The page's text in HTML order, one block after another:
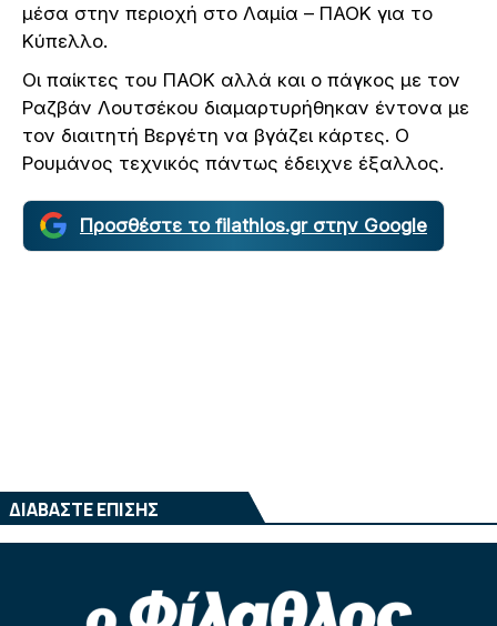
μέσα στην περιοχή στο Λαμία – ΠΑΟΚ για το
Κύπελλο.
Οι παίκτες του ΠΑΟΚ αλλά και ο πάγκος με τον
Ραζβάν Λουτσέκου διαμαρτυρήθηκαν έντονα με
τον διαιτητή Βεργέτη να βγάζει κάρτες. Ο
Ρουμάνος τεχνικός πάντως έδειχνε έξαλλος.
Προσθέστε το filathlos.gr στην Google
ΔΙΑΒΑΣΤΕ ΕΠΙΣΗΣ